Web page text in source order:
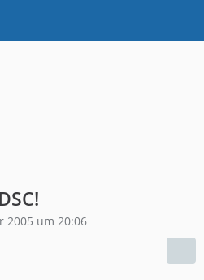
2005 um 20:06